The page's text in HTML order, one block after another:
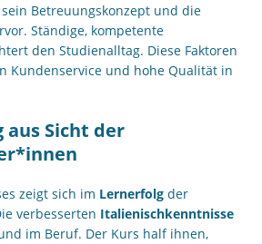
Betreuungskonzept und die
Ständige, kompetente
den Studienalltag. Diese Faktoren
Kundenservice und hohe Qualität in
aus Sicht der
zeigt sich im Lernerfolg der
verbesserten Italienischkenntnisse
im Beruf. Der Kurs half ihnen,